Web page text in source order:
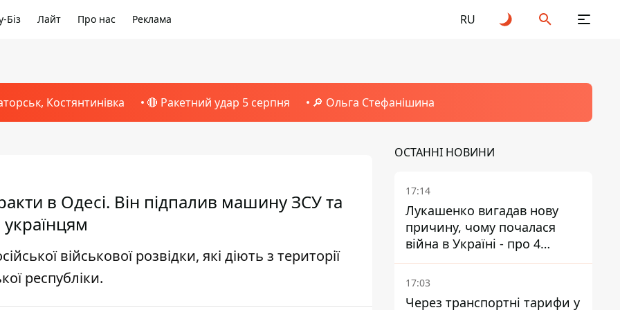
Біз Лайт Про нас Реклама RU
Костянтинівка 🔴 Ракетний удар 5 серпня 🔎 Ольга Стефанішина
в Одесі. Він підпалив машину ЗСУ та
військової розвідки, які діють з території
республіки.
ОСТАННІ НОВИНИ
17:14
Лукашенко вигадав нову
причину, чому почалася
війна в Україні - про 4
позиції не йдеться
17:03
Через транспортні тарифи у